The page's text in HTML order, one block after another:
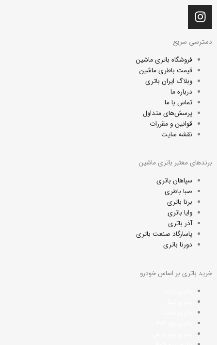
I
n
s
t
a
g
r
a
m
دسترسی سریع
فروشگاه باتری ماشین
قیمت باطری ماشین
وبلاگ ایران باتری
درباره ما
تماس با ما
پرسش‌های متداول
قوانین و مقررات
نقشه سایت
برندهای معتبر باتری ماشین
سپاهان باتری
صبا باطری
برنا باتری
وایا باتری
آذر باتری
پاسارگاد صنعت باتری
دورنا باتری
خرید باتری بر اساس خودرو